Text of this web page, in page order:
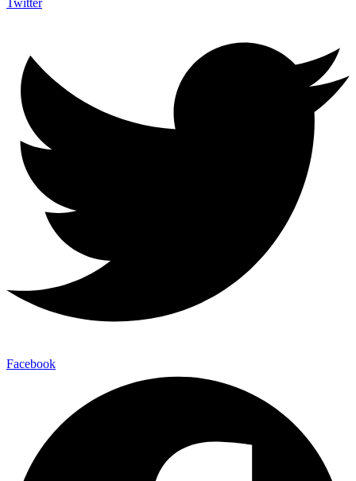
Facebook